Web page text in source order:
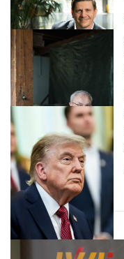
Üzlet
TÁMOGATÓI
TARTALOM
Családi
vállalkozások